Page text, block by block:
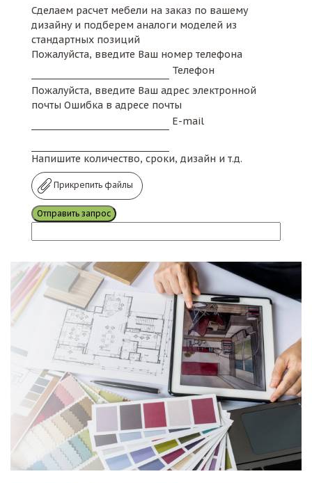
Сделаем расчет мебели на заказ по вашему
дизайну и подберем аналоги моделей из
стандартных позиций
Пожалуйста, введите Ваш номер телефона
Телефон
Пожалуйста, введите Ваш адрес электронной
почты Ошибка в адресе почты
E-mail
Напишите количество, сроки, дизайн и т.д.
Прикрепить файлы